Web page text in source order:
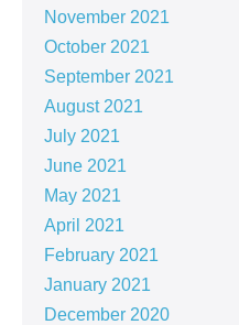
November 2021
October 2021
September 2021
August 2021
July 2021
June 2021
May 2021
April 2021
February 2021
January 2021
December 2020